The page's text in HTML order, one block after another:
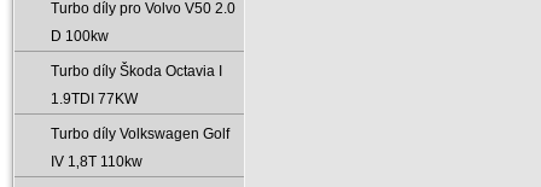
Turbo díly pro Volvo V50 2.0
D 100kw
Turbo díly Škoda Octavia I
1.9TDI 77KW
Turbo díly Volkswagen Golf
IV 1‚8T 110kw